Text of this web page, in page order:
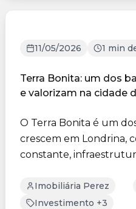
11/05/2026 1 min
Terra Bonita: um dos
e valorizam na cidade
O Terra Bonita é um
crescem em Londrina,
constante,
Imobiliária Perez
Investimento +3